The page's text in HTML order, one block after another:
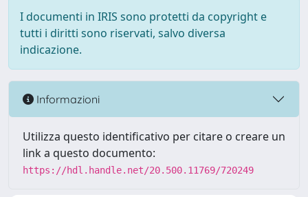
I documenti in IRIS sono protetti da copyright e
tutti i diritti sono riservati, salvo diversa
indicazione.
Informazioni
Utilizza questo identificativo per citare o creare un
link a questo documento:
https://hdl.handle.net/20.500.11769/720249